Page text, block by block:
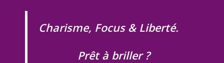
Charisme, Focus & Liberté.
Prêt à briller ?